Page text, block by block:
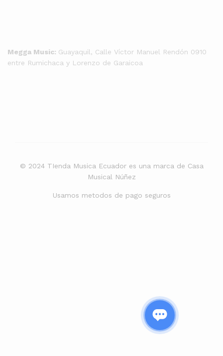
Megga Music: Guayaquil, Calle Víctor Manuel Rendón 0910
entre Rumichaca y Lorenzo de Garaicoa
© 2024 TIenda Musica Ecuador es una marca de Casa
Musical Núñez
Usamos metodos de pago seguros